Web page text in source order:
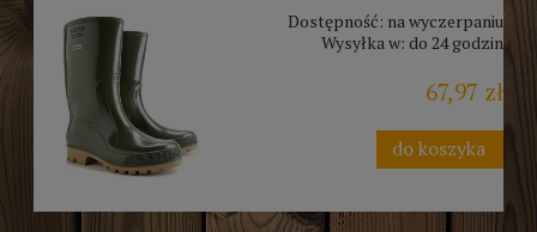
Dostępność: na wyczerpaniu
Wysyłka w: do 24 godzin
67,97 zł
do koszyka